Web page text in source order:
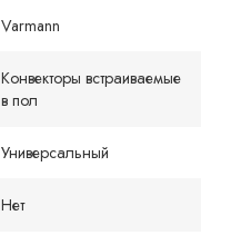
Varmann
Конвекторы встраиваемые
в пол
Универсальный
Нет